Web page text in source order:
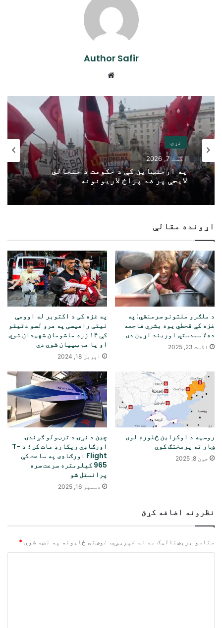
Author Safir
نړۍ
اگست 7, 2026
په ارجنټاین کې د حکومت د جنجالي
لایحې پر ضد پراخ لاریونونه
اړونده مقالې
د ملګرو ملتونو سرمنشي: په
غزه کې قحطي یوه بشري فاجعه
ده؛ سمدستي اوربند اړین دی
اگست 23, 2025
په غزه کی د اکتوبر له اوومې
نیتی راهیسی په هرو لسو دقیقو
کې ۱۴ زره ماشومان شهیدان شوي
او یا هم ټپیان شوي دي
اپریل 18, 2024
روسیه د اوکراین څلورم لوی
ښار ته پرمختګ کوي
جون 8, 2025
چین د نړۍ د ترټولو ګړندۍ
اورګاډي ریکارډ مات کړ؛ د T-
Flight اورګاډی په ساعت کې
965 کیلومتره سرعت سره
پرانستل شو
دسمبر 16, 2025
نظرونه اضافه کړئ
ستاسو برېښناليک به نه خپريږي. غوښتى ځایونه په نښه شوي *